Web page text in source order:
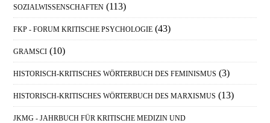
SOZIALWISSENSCHAFTEN (113)
FKP - FORUM KRITISCHE PSYCHOLOGIE (43)
GRAMSCI (10)
HISTORISCH-KRITISCHES WÖRTERBUCH DES FEMINISMUS (3)
HISTORISCH-KRITISCHES WÖRTERBUCH DES MARXISMUS (13)
JKMG - JAHRBUCH FÜR KRITISCHE MEDIZIN UND